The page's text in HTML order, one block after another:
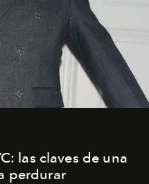
las claves de una
perdurar